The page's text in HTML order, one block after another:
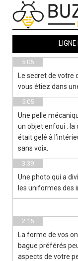
LIGNE
5:06
Le secret de votre
vous étiez dans
5:05
Une pelle
un objet enfoui : la
était gelé à
sans voix.
3:39
Une photo qui a
les uniformes des
2:15
La forme de vos
bague préférés
aspects de votre